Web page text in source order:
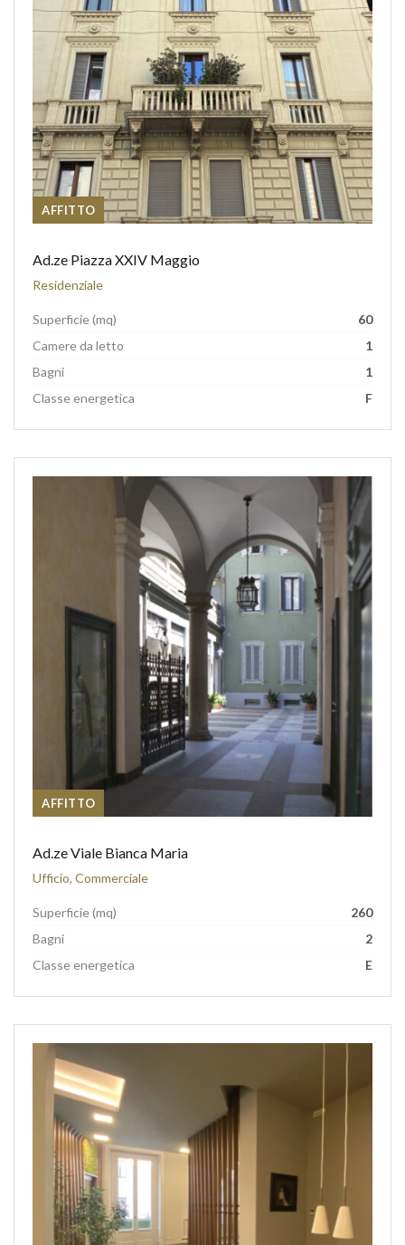
AFFITTO
Ad.ze Piazza XXIV Maggio
Residenziale
Superficie (mq)
60
Camere da letto
1
Bagni
1
Classe energetica
F
AFFITTO
Ad.ze Viale Bianca Maria
Ufficio, Commerciale
Superficie (mq)
260
Bagni
2
Classe energetica
E